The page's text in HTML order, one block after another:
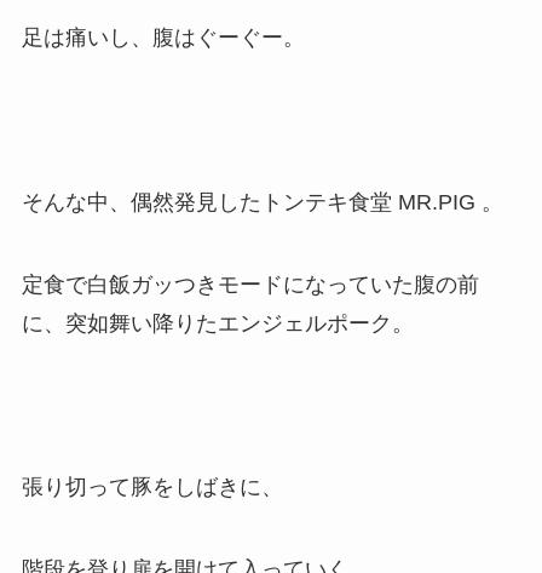
足は痛いし、腹はぐーぐー。
そんな中、偶然発見したトンテキ食堂 MR.PIG 。
定食で白飯ガッつきモードになっていた腹の前
に、突如舞い降りたエンジェルポーク。
張り切って豚をしばきに、